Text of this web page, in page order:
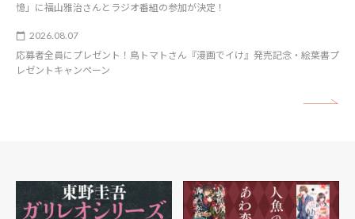
憶」に福山雅治さんとラジオ番組の参加が決定！
2026.08.07
応募者全員にプレゼント！鳥トマトさん『漫画でイけ』発売記念・絵葉書プ
レゼントキャンペーン